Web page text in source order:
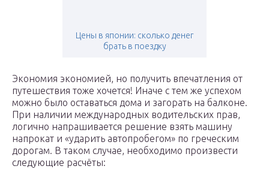
Цены в японии: сколько денег
брать в поездку
Экономия экономией, но получить впечатления от
путешествия тоже хочется! Иначе с тем же успехом
можно было оставаться дома и загорать на балконе.
При наличии международных водительских прав,
логично напрашивается решение взять машину
напрокат и «ударить автопробегом» по греческим
дорогам. В таком случае, необходимо произвести
следующие расчёты: